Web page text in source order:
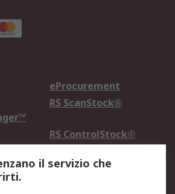
eProcurement
RS ScanStock®
RS ControlStock®
il servizio che